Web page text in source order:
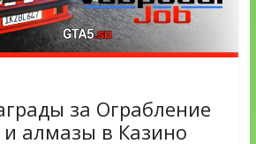
за Ограбление
и алмазы в Казино